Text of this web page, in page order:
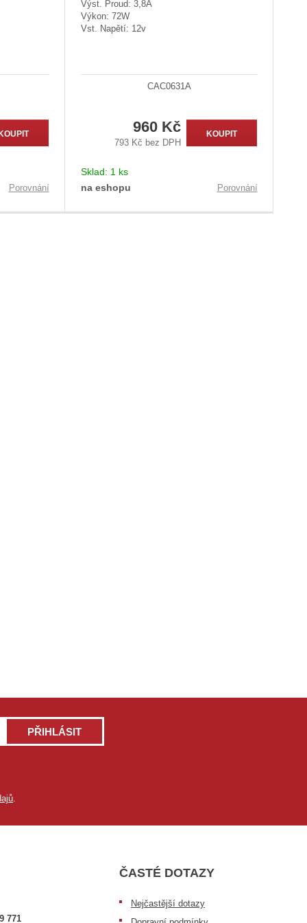
Porovnání
Výst. Proud: 3,8A
Výkon: 72W
Vst. Napětí: 12v
CAC0631A
960 Kč
793 Kč bez DPH
KOUPIT
Sklad: 1 ks
na eshopu
Porovnání
PŘIHLÁSIT
.
771
ČASTÉ DOTAZY
Nejčastější dotazy